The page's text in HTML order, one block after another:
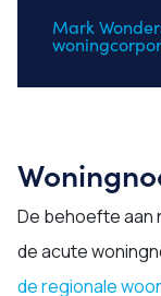
Mark
De behoefte aan
de acute
de regionale